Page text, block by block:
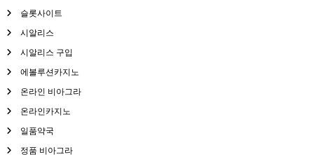
슬롯사이트
시알리스
시알리스 구입
에볼루션카지노
온라인 비아그라
온라인카지노
일품약국
정품 비아그라